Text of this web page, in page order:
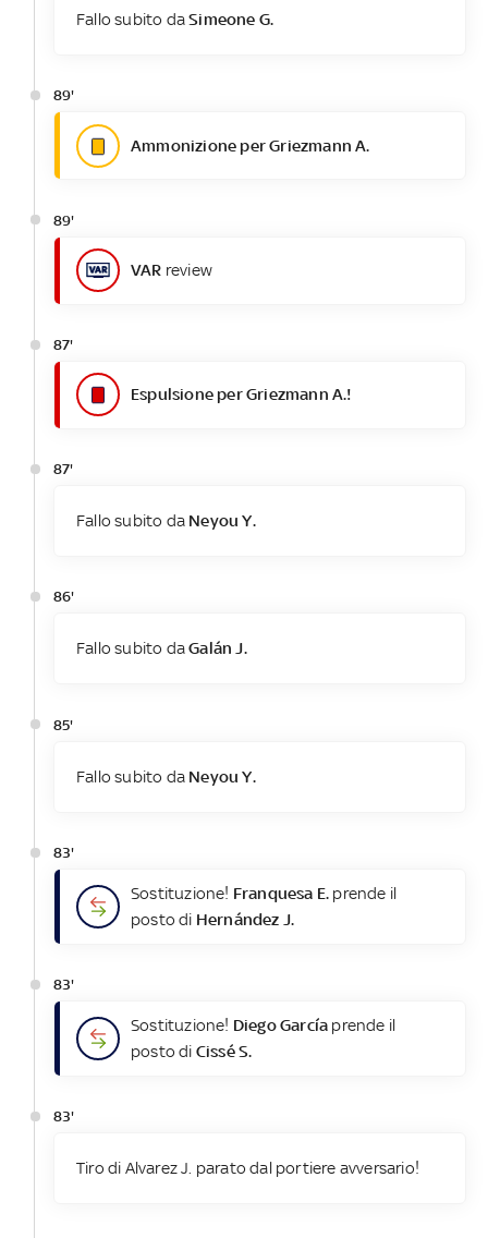
Fallo subito daSimeone G.
89'
Ammonizione per Griezmann A.
89'
VAR review
87'
Espulsione per Griezmann A.!
87'
Fallo subito da Neyou Y.
86'
Fallo subito daGalán J.
85'
Fallo subito da Neyou Y.
83'
Sostituzione! Franquesa E. prende il
posto di Hernández J.
83'
Sostituzione! Diego García prende il
posto di Cissé S.
83'
Tiro di Alvarez J. parato dal portiere avversario!